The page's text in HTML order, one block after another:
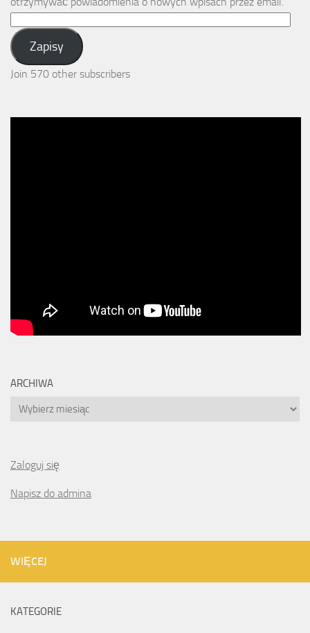
Address:
Zapisy
Join 570 other subscribers
ARCHIWA
Archiwa
Zaloguj się
Napisz do admina
WIĘCEJ
KATEGORIE